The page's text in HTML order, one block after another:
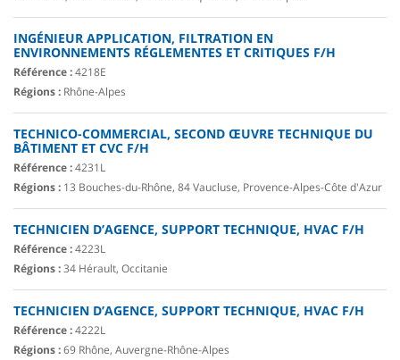
INGÉNIEUR APPLICATION, FILTRATION EN
ENVIRONNEMENTS RÉGLEMENTES ET CRITIQUES F/H
Référence :4218E
Régions : Rhône-Alpes
TECHNICO-COMMERCIAL, SECOND ŒUVRE TECHNIQUE DU
BÂTIMENT ET CVC F/H
Référence :4231L
Régions : 13 Bouches-du-Rhône, 84 Vaucluse, Provence-Alpes-Côte d'Azur
TECHNICIEN D’AGENCE, SUPPORT TECHNIQUE, HVAC F/H
Référence :4223L
Régions :34 Hérault, Occitanie
TECHNICIEN D’AGENCE, SUPPORT TECHNIQUE, HVAC F/H
Référence :4222L
Régions :69 Rhône, Auvergne-Rhône-Alpes